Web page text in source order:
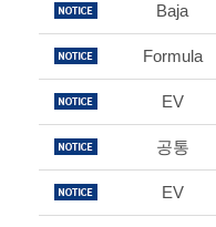
Baja
Formula
EV
공통
EV